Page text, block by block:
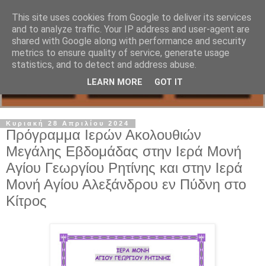
Κυριακή 28 Απριλίου 2024
Πρόγραμμα Ιερών Ακολουθιών
Μεγάλης Εβδομάδας στην Ιερά Μονή
Αγίου Γεωργίου Ρητίνης και στην Ιερά
Μονή Αγίου Αλεξάνδρου εν Πύδνη στο
Κίτρος
This site uses cookies from Google to deliver its services
and to analyze traffic. Your IP address and user-agent are
shared with Google along with performance and security
metrics to ensure quality of service, generate usage
statistics, and to detect and address abuse.
LEARN MORE GOT IT